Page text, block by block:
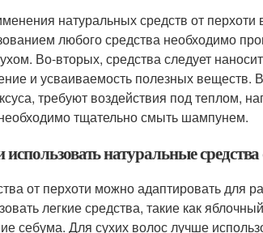
натуральных средств от
любого средства необходимо
Во-вторых, средства следует
и усваиваемость полезных веществ.
требуют воздействия под теплом,
тщательно смыть шампунем.
натуральные
от перхоти можно адаптировать для
легкие средства, такие как
себума. Для сухих волос лучше